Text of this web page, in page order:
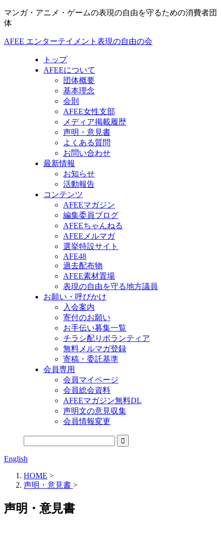
マンガ・アニメ・ゲームの表現の自由を守るための消費者団
体
AFEE エンターテイメント表現の自由の会
トップ
AFEEについて
団体概要
基本理念
会則
AFEE女性支部
メディア掲載履歴
声明・意見書
よくある質問
お問い合わせ
最新情報
お知らせ
活動報告
コンテンツ
AFEEマガジン
編集委員ブログ
AFEEちゃんねる
AFEEメルマガ
選挙特設サイト
AFE48
過去配布物
AFEE素材置場
表現の自由を守る地方議員
お願い・呼びかけ
入会案内
寄付のお願い
お手伝い募集一覧
チラシ配りボランティア
無料メルマガ登録
寄稿・委託基準
会員専用
会員マイページ
会員総会資料
AFEEマガジン無料DL
声明文の意見収集
会員情報変更
English
HOME >
声明・意見書 >
声明・意見書